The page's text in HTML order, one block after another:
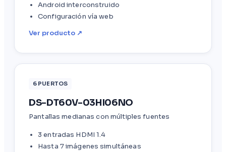
Android interconstruido
Configuración vía web
Ver producto ↗
6 PUERTOS
DS-DT60V-03HI06NO
Pantallas medianas con múltiples fuentes
3 entradas HDMI 1.4
Hasta 7 imágenes simultáneas